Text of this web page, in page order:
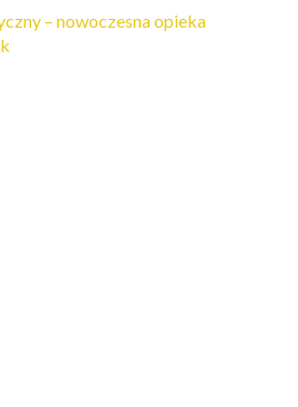
– nowoczesna opieka